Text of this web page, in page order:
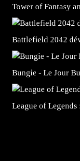
Tower of Fantasy
Battlefield 2042
Bungie - Le Jour
League of